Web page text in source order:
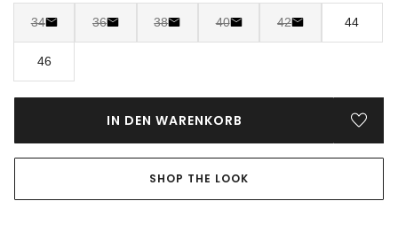
34 36 38 40 42 44
46
IN DEN WARENKORB
SHOP THE LOOK